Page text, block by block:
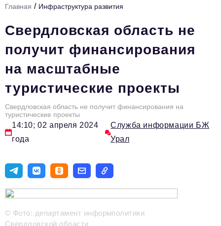
Инфраструктура развития
Технологии и тренды
Ниши и рынки
Цитаты
Туризм
Новости
Импортозамещение
ИННОПРОМ
Топ-100 влиятельных людей Свердловской области
Видео
ТОП-100 влиятельных людей — 2025
Главная / Инфраструктура развития
Свердловская область не
получит финансирования
на масштабные
туристические проекты
Свердловская область не получит финансирования на
туристические проекты
14:10; 02 апреля 2024
года
Служба информации БЖ
Урал
© Фото: департамент информполитики
Свердловской области